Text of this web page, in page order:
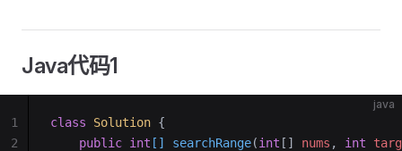
Java代码1
java
class Solution {
    public
int [] searchRange(int [] nums , int
1
2